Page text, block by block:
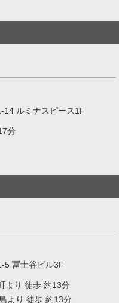
14 ルミナスピース1F
分
5 冨士谷ビル3F
より 徒歩 約13分
より 徒歩 約13分